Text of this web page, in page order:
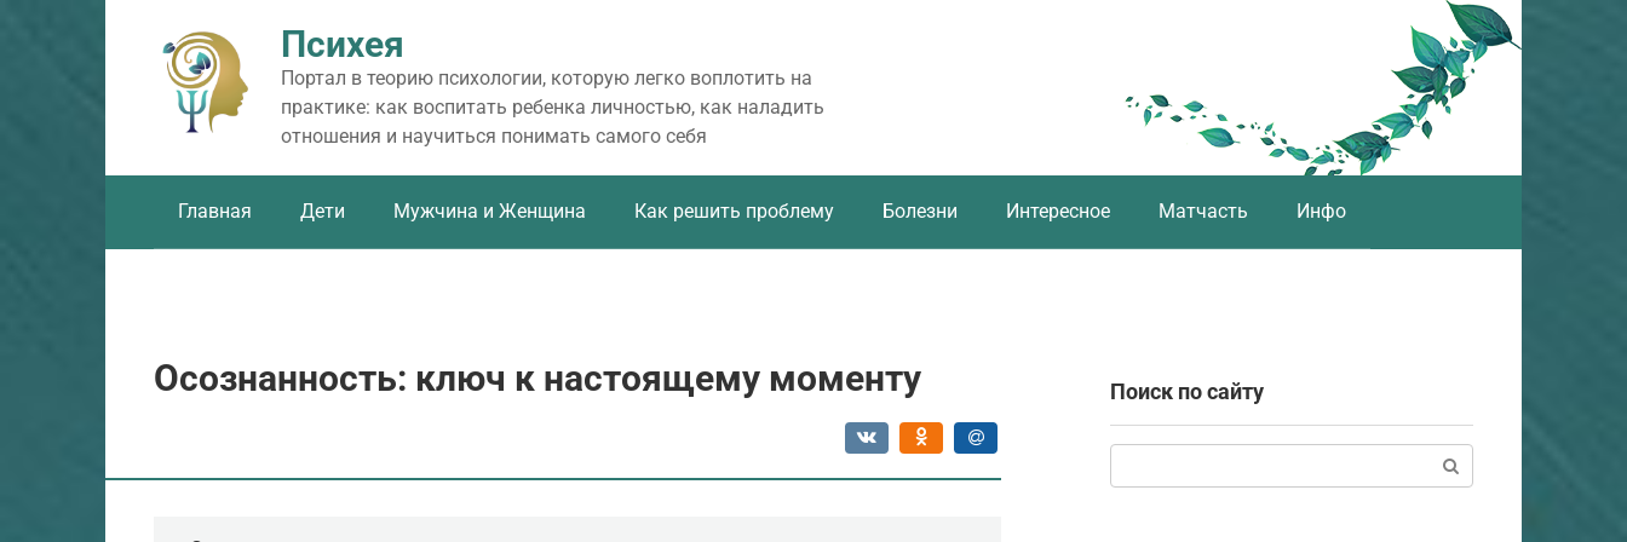
Психея
Портал в теорию психологии, которую легко воплотить на
практике: как воспитать ребенка личностью, как наладить
отношения и научиться понимать самого себя
Главная Дети Мужчина и Женщина Как решить проблему Болезни Интересное Матчасть Инфо
Осознанность: ключ к настоящему моменту Поиск по сайту